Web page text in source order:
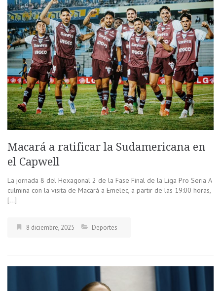
Macará a ratificar la Sudamericana en
el Capwell
La jornada 8 del Hexagonal 2 de la Fase Final de la Liga Pro Seria A
culmina con la visita de Macará a Emelec, a partir de las 19:00 horas,
[…]
8 diciembre, 2025 Deportes